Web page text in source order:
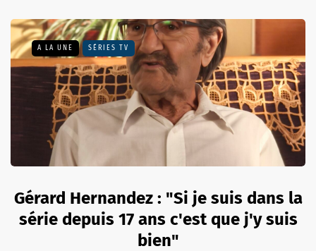
A LA UNE SÉRIES TV
Gérard Hernandez : "Si je suis dans la
série depuis 17 ans c'est que j'y suis
bien"